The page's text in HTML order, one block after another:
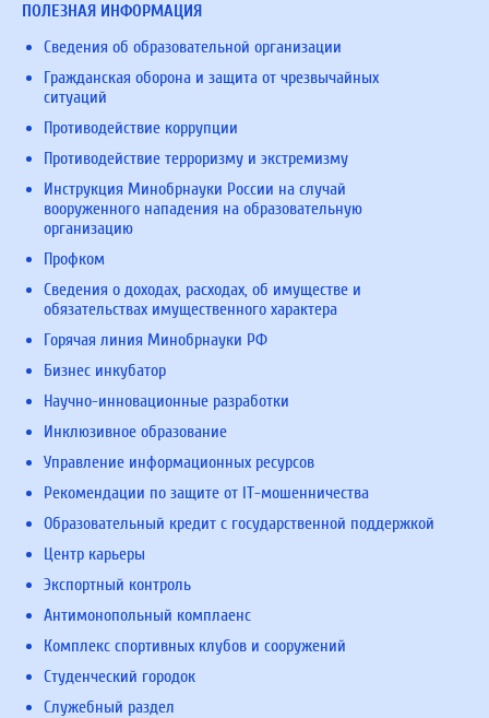
ПОЛЕЗНАЯ ИНФОРМАЦИЯ
Сведения об образовательной организации
Гражданская оборона и защита от чрезвычайных
ситуаций
Противодействие коррупции
Противодействие терроризму и экстремизму
Инструкция Минобрнауки России на случай
вооруженного нападения на образовательную
организацию
Профком
Сведения о доходах, расходах, об имуществе и
обязательствах имущественного характера
Горячая линия Минобрнауки РФ
Бизнес инкубатор
Научно-инновационные разработки
Инклюзивное образование
Управление информационных ресурсов
Рекомендации по защите от IT-мошенничества
Образовательный кредит с государственной поддержкой
Центр карьеры
Экспортный контроль
Антимонопольный комплаенс
Комплекс спортивных клубов и сооружений
Студенческий городок
Служебный раздел